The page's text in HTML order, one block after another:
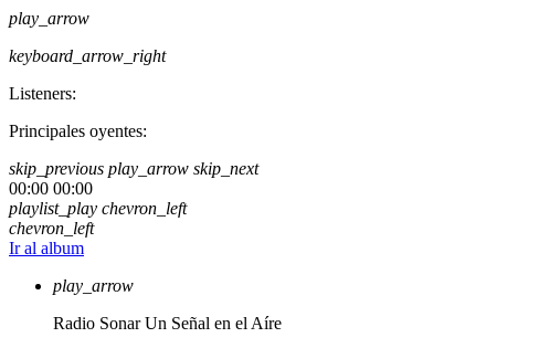
play_arrow
keyboard_arrow_right
Listeners:
Principales oyentes:
skip_previous play_arrow skip_next
00:00 00:00
playlist_play chevron_left
chevron_left
Ir al album
play_arrow
Radio Sonar Un Señal en el Aíre